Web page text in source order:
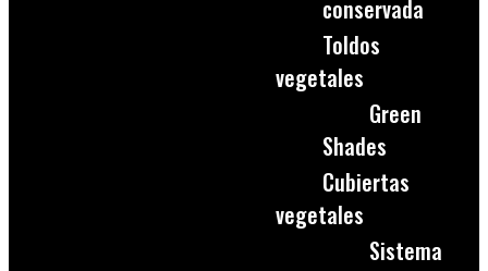
conservada
Toldos
vegetales
Green
Shades
Cubiertas
vegetales
Sistema